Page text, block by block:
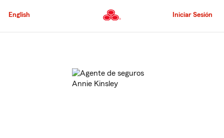
al
principal
English Iniciar Sesión